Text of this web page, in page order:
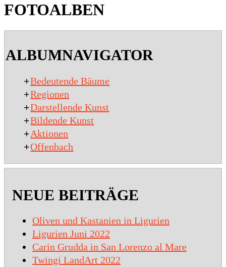
FOTOALBEN
15
ALBUMNAVIGATOR
+Bedeutende Bäume
+Regionen
+Darstellende Kunst
+Bildende Kunst
+Aktionen
+Offenbach
NEUE BEITRÄGE
Oliven und Kastanien in Ligurien
Ligurien Juni 2022
Carin Grudda in San Lorenzo al Mare
Twingi LandArt 2022